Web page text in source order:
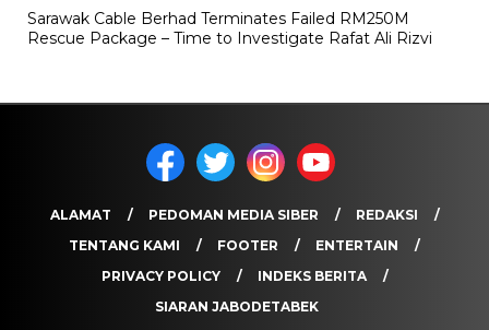
Sarawak Cable Berhad Terminates Failed RM250M
Rescue Package – Time to Investigate Rafat Ali Rizvi
ALAMAT PEDOMAN MEDIA SIBER
REDAKSI
TENTANG KAMI
FOOTER
ENTERTAIN
PRIVACY POLICY
INDEKS BERITA
SIARAN JABODETABEK